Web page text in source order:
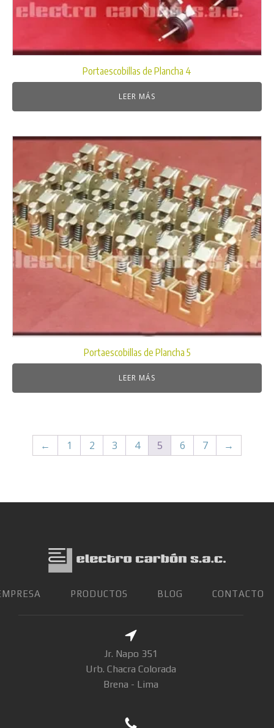
Portaescobillas de Plancha 4
LEER MÁS
Portaescobillas de Plancha 5
LEER MÁS
← 1 2 3 4 5 6 7 →
PRODUCTOS BLOG CONTACTO
Jr. Napo 351
Urb. Chacra Colorada
Brena - Lima